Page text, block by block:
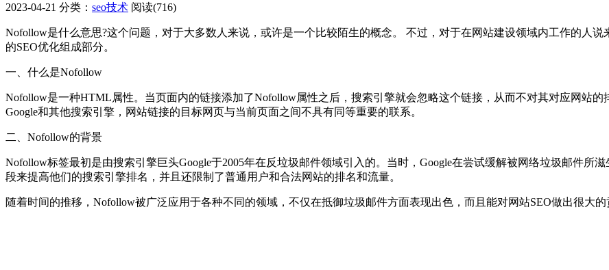
2023-04-21 分类： seo技术 阅读(716)
Nofollow是什么意思?这个问题，对于大多数人来说，或许是一个比较陌生的概念。 不过，对于在网站建设领域内工作的人
的SEO优化组成部分。
一、什么是Nofollow
Nofollow是一种HTML属性。当页面内的链接添加了Nofollow属性之后，搜索引擎就会忽略这个链接，从而不对其对应网站
Google和其他搜索引擎，网站链接的目标网页与当前页面之间不具有同等重要的联系。
二、Nofollow的背景
Nofollow标签最初是由搜索引擎巨头Google于2005年在反垃圾邮件领域引入的。当时，Google在尝试缓解被网络垃圾邮件所
段来提高他们的搜索引擎排名，并且还限制了普通用户和合法网站的排名和流量。
随着时间的推移，Nofollow被广泛应用于各种不同的领域，不仅在抵御垃圾邮件方面表现出色，而且能对网站SEO做出很大的